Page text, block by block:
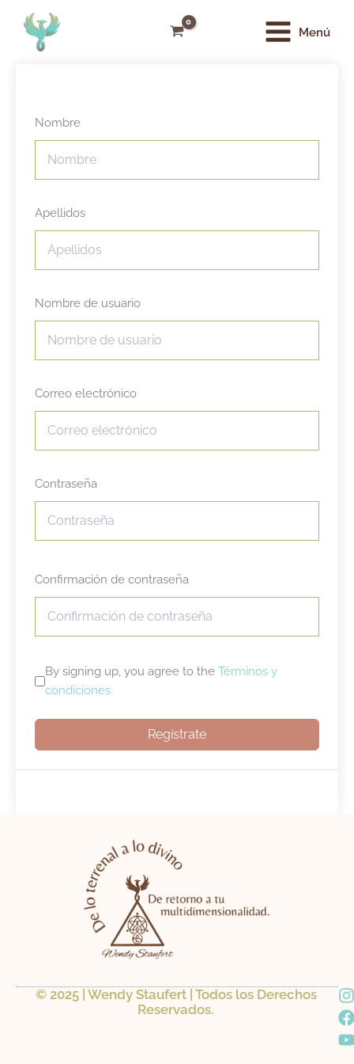
contenido
Menu
Menú
Nombre
Apellidos
Nombre de usuario
Correo electrónico
Contraseña
Confirmación de contraseña
By signing up, you agree to the Términos y
condiciones
Regístrate
© 2025 | Wendy Staufert | Todos los Derechos
Reservados.
I
n
s
t
F
a
c
e
u
t